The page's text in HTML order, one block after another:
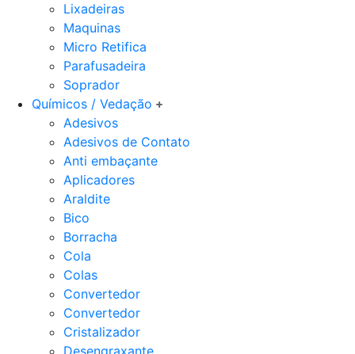
Lixadeiras
Maquinas
Micro Retifica
Parafusadeira
Soprador
Químicos / Vedação
Adesivos
Adesivos de Contato
Anti embaçante
Aplicadores
Araldite
Bico
Borracha
Cola
Colas
Convertedor
Convertedor
Cristalizador